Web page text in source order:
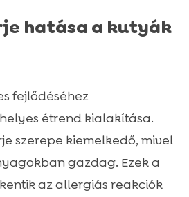
hatása a kutyák
fejlődéséhez
étrend kialakítása.
szerepe kiemelkedő, mivel
gazdag. Ezek a
az allergiás reakciók